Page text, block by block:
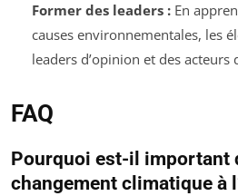
Former des leaders :En
causes environnementales, les
leaders d’opinion et des acteurs
FAQ
Pourquoi est-il important
changement climatique à